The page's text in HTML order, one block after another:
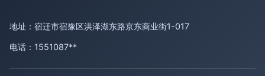
地址：宿迁市宿豫区洪泽湖东路京东商业街1-017
电话：1551087**